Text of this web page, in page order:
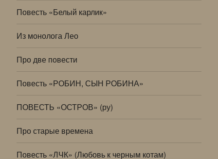
Повесть «Белый карлик»
Из монолога Лео
Про две повести
Повесть «РОБИН, СЫН РОБИНА»
ПОВЕСТЬ «ОСТРОВ» (ру)
Про старые времена
Повесть «ЛЧК» (Любовь к черным котам)